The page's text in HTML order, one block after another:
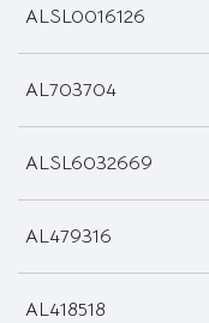
ALSL0016126
AL703704
ALSL6032669
AL479316
AL418518